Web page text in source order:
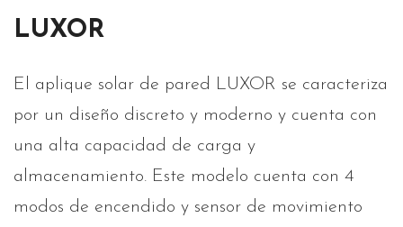
LUXOR
El aplique solar de pared LUXOR se caracteriza
por un diseño discreto y moderno y cuenta con
una alta capacidad de carga y
almacenamiento. Este modelo cuenta con 4
modos de encendido y sensor de movimiento